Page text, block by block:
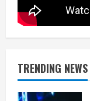
TRENDING NEWS
2